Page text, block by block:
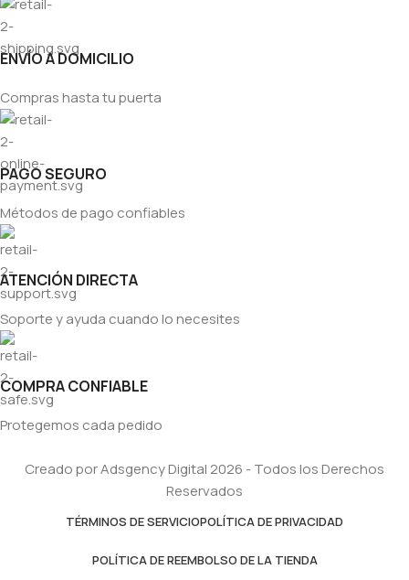
ENVÍO A DOMICILIO
Compras hasta tu puerta
PAGO SEGURO
Métodos de pago confiables
ATENCIÓN DIRECTA
Soporte y ayuda cuando lo necesites
COMPRA CONFIABLE
Protegemos cada pedido
Creado por Adsgency Digital 2026 - Todos los Derechos
Reservados
TÉRMINOS DE SERVICIOPOLÍTICA DE PRIVACIDAD
POLÍTICA DE REEMBOLSO DE LA TIENDA